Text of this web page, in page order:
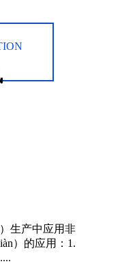
生产中应用非
）的应用：1.